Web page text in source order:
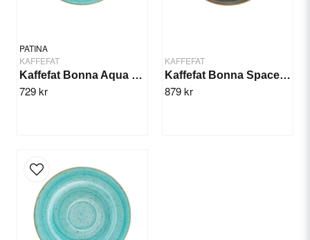
PATINA
KAFFEFAT
Kaffefat Bonna Aqua 16cm/12st
729 kr
KAFFEFAT
Kaffefat Bonna Space 13cm/12st
879 kr